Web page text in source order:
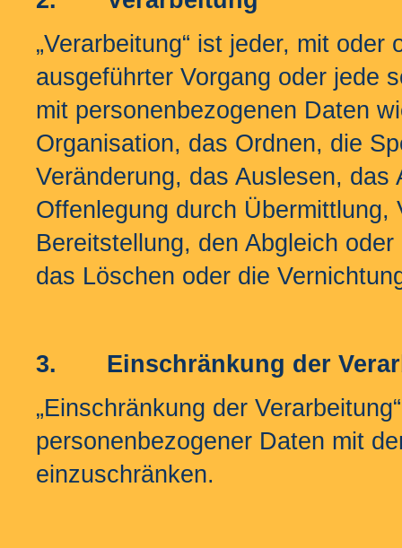
„Verarbeitung“ ist jeder, mit
ausgeführter Vorgang oder jede
mit personenbezogenen Daten
Organisation, das Ordnen, die
Veränderung, das Auslesen,
Offenlegung durch
Bereitstellung, den Abgleich
das Löschen oder die
3. Einschränkung der
„Einschränkung der
personenbezogener Daten mit
einzuschränken.